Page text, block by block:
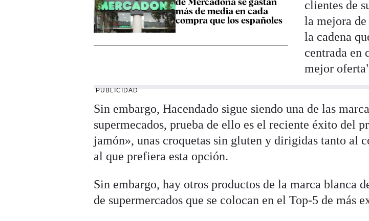
más de media en cada
compra que los españoles
clientes de
la mejora
la cadena
centrada en
mejor
PUBLICIDAD
Sin embargo, Hacendado sigue siendo una de las
supermecados, prueba de ello es el reciente éxito del
jamón», unas croquetas sin gluten y dirigidas tanto al
al que prefiera esta opción.
Sin embargo, hay otros productos de la marca blanca
de supermercados que se colocan en el Top-5 de más